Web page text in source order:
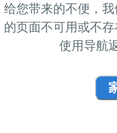
给您带来的不便，
的页面不可用或不
使用导航